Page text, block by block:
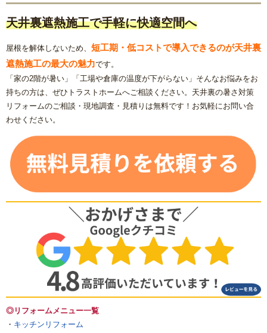
天井裏遮熱施工で手軽に快適空間へ
屋根を解体しないため、 短工期・低コストで導入できるのが天井裏
遮熱施工の最大の魅力です。
「家の2階が暑い」「工場や倉庫の温度が下がらない」そんなお悩みをお
持ちの方は、ぜひトラストホームへご相談ください。天井裏の暑さ対策
リフォームのご相談・現地調査・見積りは無料です！お気軽にお問い合
わせください。
◎リフォームメニュー一覧
・ キッチンリフォーム